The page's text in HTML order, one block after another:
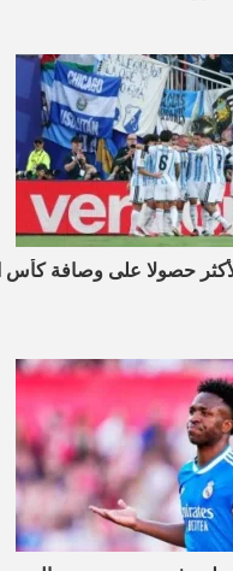
الأكثر حصولا على وصافة